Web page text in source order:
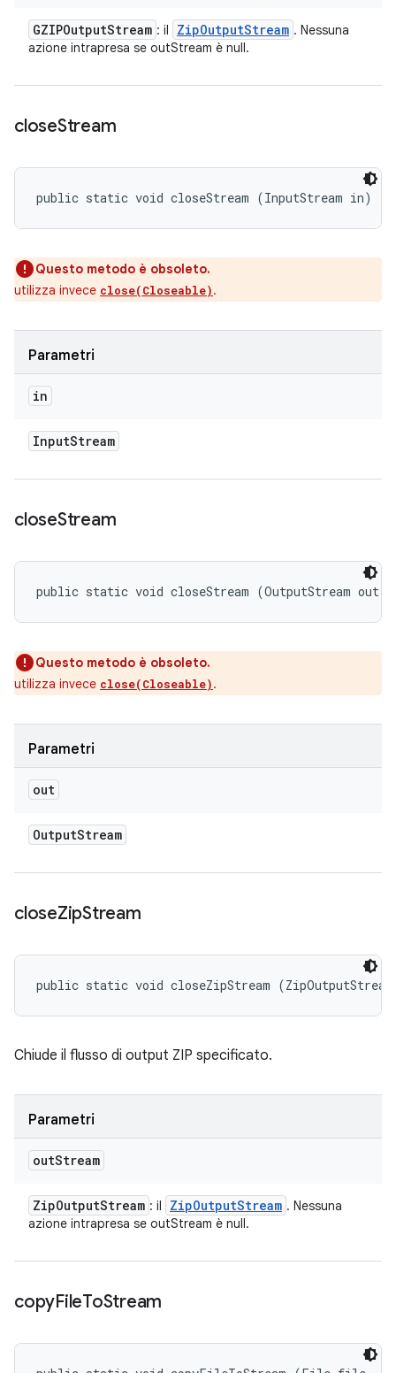
GZIPOutputStream : il ZipOutputStream . Nessuna
azione intrapresa se outStream è null.
closeStream
public static void closeStream (InputStream in)
Questo metodo è obsoleto.
utilizza invece close(Closeable).
Parametri
in
InputStream
closeStream
public static void closeStream (OutputStream out)
Questo metodo è obsoleto.
utilizza invece close(Closeable).
Parametri
out
OutputStream
closeZipStream
public static void closeZipStream (ZipOutputStream
Chiude il flusso di output ZIP specificato.
Parametri
outStream
ZipOutputStream : il ZipOutputStream . Nessuna
azione intrapresa se outStream è null.
copyFileToStream